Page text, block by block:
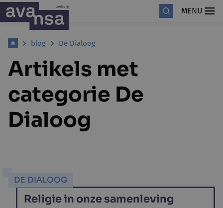
MENU
blog De Dialoog
Artikels met
categorie De
Dialoog
DE DIALOOG
Religie in onze samenleving